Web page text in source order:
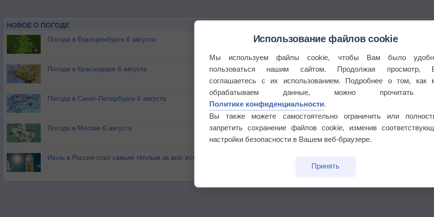
НОВОЕ О ПОГОДЕ
Погода в Екатеринбурге 6 августа
Погода в Краснодаре 6 августа
Погода в Санкт-Петербурге 6 августа
Погода в Москве 6 августа
Июль в России стал самым тёплым за всю историю
Использование файлов cookie
Мы используем файлы cookie, чтобы Вам было
пользоваться нашим сайтом. Продолжая просмотр,
соглашаетесь с их использованием. Подробнее о том, как
обрабатываем данные, можно прочитать
Политике конфиденциальности.
Вы также можете самостоятельно ограничить или
запретить сохранение файлов cookie, изменив
настройки безопасности в Вашем веб-браузере.
Принять